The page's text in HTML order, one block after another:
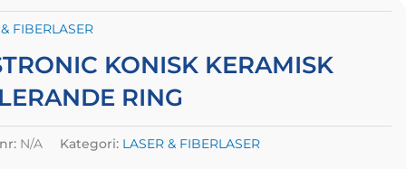
FIBERLASER
KONISK KERAMISK
RING
N/A Kategori: LASER & FIBERLASER